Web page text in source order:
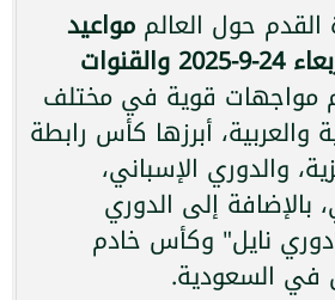
حول العالم مواعيد
مباريات اليوم الأربعاء 24-9-2025 والقنوات
مواجهات قوية في مختلف
والعربية، أبرزها كأس رابطة
والدوري الإسباني،
بالإضافة إلى الدوري
نايل" وكأس خادم
في السعودية.